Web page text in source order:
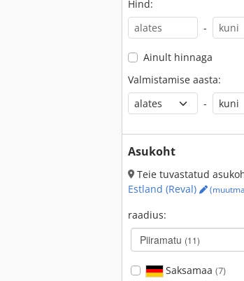
Hind:
-
Ainult hinnaga
Valmistamise aasta:
-
Asukoht
Teie tuvastatud
Estland (Reval)
raadius:
Piiramatu (11)
Saksamaa (7)